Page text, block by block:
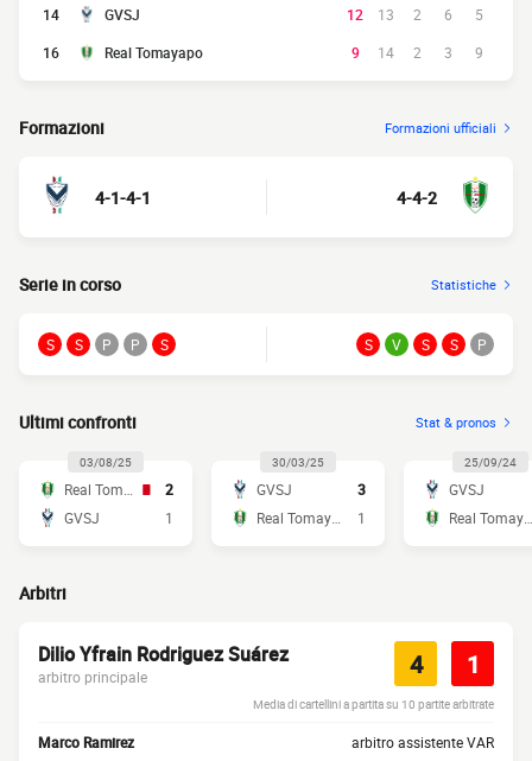
14 GVSJ 12 13 2 6
5
16
Real Tomayapo 9 14 2 3 9
Formazioni Formazioni ufficiali
4-1-4-1 4-4-2
Serie in corso Statistiche
S S P P S S V S S P
Ultimi confronti Stat & pronos
03/08/25
2
GVSJ
1
30/03/25
GVSJ
3
1
25/09/24
GVSJ
Arbitri
Dilio Yfrain Rodriguez Suárez
arbitro principale 4 1
Media di cartellini a partita su 10 partite arbitrate
Marco Ramirez arbitro assistente VAR